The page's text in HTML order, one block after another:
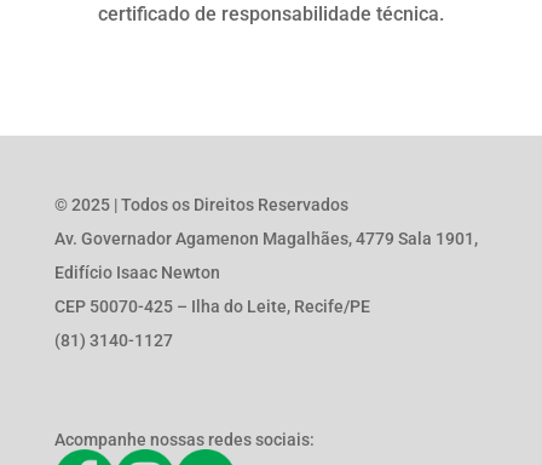
certificado de responsabilidade técnica.
© 2025 | Todos os Direitos Reservados
Av. Governador Agamenon Magalhães, 4779 Sala 1901,
Edifício Isaac Newton
CEP 50070-425 – Ilha do Leite, Recife/PE
(81) 3140-1127
Acompanhe nossas redes sociais: